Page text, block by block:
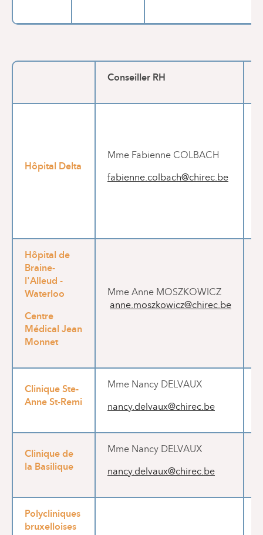
Conseiller RH
Hôpital Delta
Mme Fabienne COLBACH
fabienne.colbach@chirec.be
Hôpital de
Braine-
l'Alleud -
Waterloo
Centre
Médical Jean
Monnet
Mme Anne MOSZKOWICZ
anne.moszkowicz@chirec.be
Clinique Ste-
Anne St-Remi
Mme Nancy DELVAUX
nancy.delvaux@chirec.be
Clinique de
la Basilique
Mme Nancy DELVAUX
nancy.delvaux@chirec.be
Polycliniques
bruxelloises